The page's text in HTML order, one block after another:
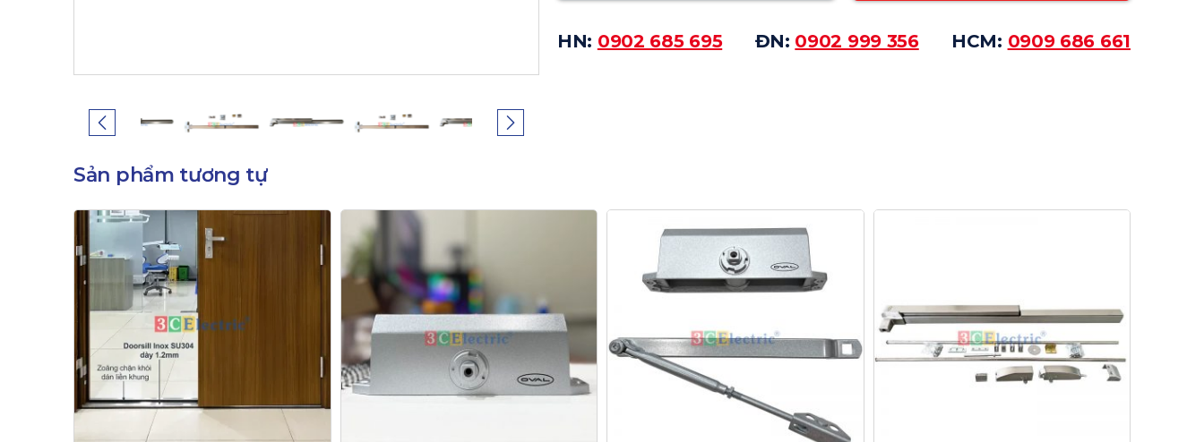
HN: 0902 685 695 ĐN: 0902 999 356 HCM: 0909 686 661
Sản phẩm tương tự